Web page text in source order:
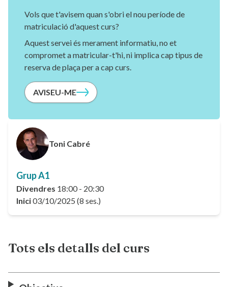
Vols que t'avisem quan s'obri el nou període de
matriculació d'aquest curs?
Aquest servei és merament informatiu, no et
compromet a matricular-t'hi, ni implica cap tipus de
reserva de plaça per a cap curs.
AVISEU-ME
Grup A1
Divendres 18:00 - 20:30
Inici03/10/2025 (8 ses.)
Toni Cabré
Tots els detalls del curs